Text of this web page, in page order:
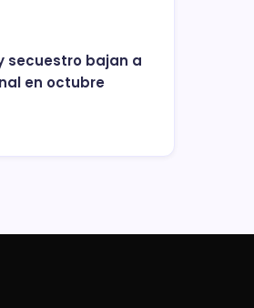
secuestro bajan a
en octubre